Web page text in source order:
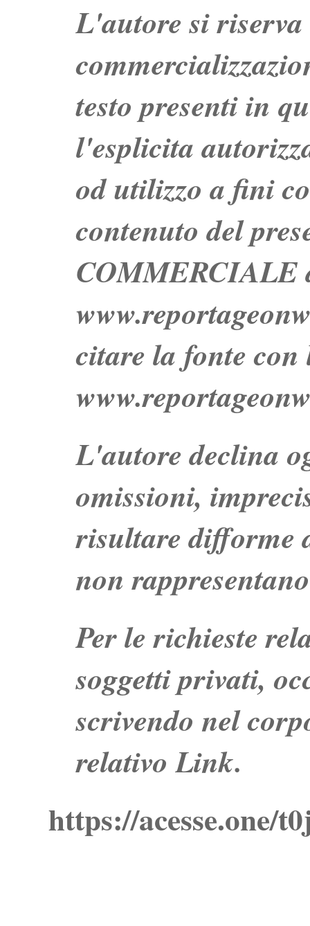
L'autore si
testo presenti in
l'esplicita
od utilizzo a fini
contenuto del
COMMERCIALE
citare la fonte
L'autore declina
omissioni,
risultare difforme
non
Per le richieste
soggetti privati,
scrivendo nel
relativo Link.
https://acesse.one/